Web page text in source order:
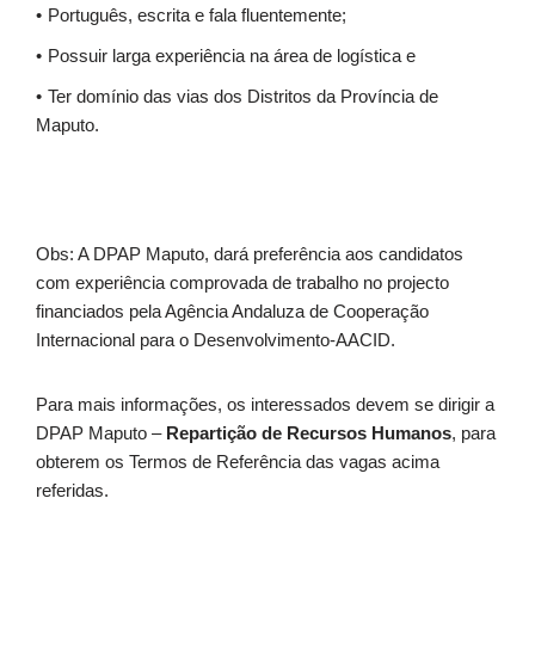
Português, escrita e fala fluentemente;
Possuir larga experiência na área de logística e
Ter domínio das vias dos Distritos da Província de
Maputo.
Obs: A DPAP Maputo, dará preferência aos candidatos
com experiência comprovada de trabalho no projecto
financiados pela Agência Andaluza de Cooperação
Internacional para o Desenvolvimento-AACID.
Para mais informações, os interessados devem se dirigir a
DPAP Maputo – Repartição de Recursos Humanos, para
obterem os Termos de Referência das vagas acima
referidas.